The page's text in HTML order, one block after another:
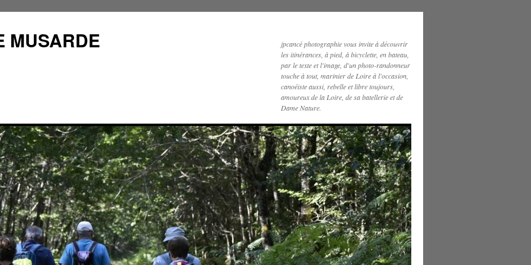
MUSARDE
jpcancé photographie vous invite à découvrir
les itinérances, à pied, à bicyclette, en bateau,
par le texte et l'image, d'un photo-randonneur
touche à tout, marinier de Loire à l'occasion,
canoéiste aussi, rebelle et libre toujours,
amoureux de la Loire, de sa batellerie et de
Dame Nature.